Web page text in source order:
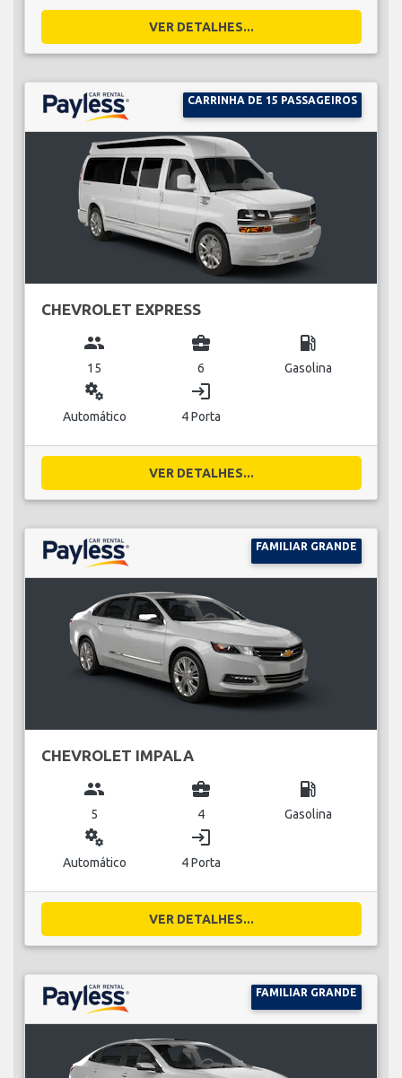
VER DETALHES...
CARRINHA DE 15 PASSAGEIROS
CHEVROLET EXPRESS
group
15
business_center
6
local_gas_station
Gasolina
miscellaneous_services
Automático
login
4 Porta
VER DETALHES...
FAMILIAR GRANDE
CHEVROLET IMPALA
group
5
business_center
4
local_gas_station
Gasolina
miscellaneous_services
Automático
login
4 Porta
VER DETALHES...
FAMILIAR GRANDE